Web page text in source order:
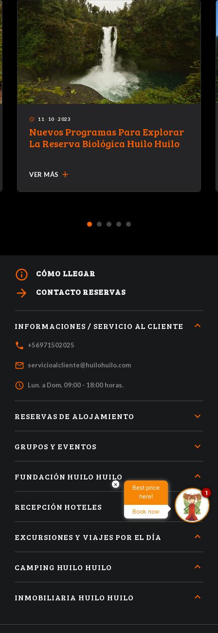
access_time 11 · 10 · 2023
Nuevos Programas Para Explorar
La Reserva Biológica Huilo Huilo
VER MÁS add
1 2 3 4 5
info_outline CÓMO LLEGAR
arrow_forward CONTACTO RESERVAS
INFORMACIONES / SERVICIO AL CLIENTE
local_phone +56971502025
mail_outline servicioalcliente@huilohuilo.com
access_time Lun. a Dom. 09:00 - 18:00 horas.
RESERVAS DE ALOJAMIENTO
GRUPOS Y EVENTOS
FUNDACIÓN HUILO HUILO
RECEPCIÓN HOTELES
EXCURSIONES Y VIAJES POR EL DÍA
CAMPING HUILO HUILO
INMOBILIARIA HUILO HUILO
×
Best price
here!
Book now
1